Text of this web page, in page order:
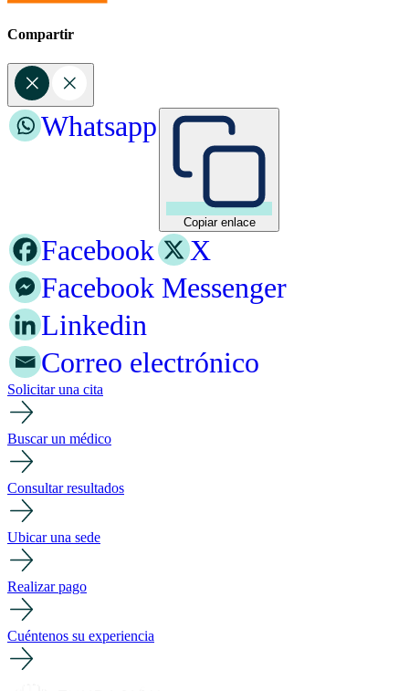
Compartir
Copiar enlace
Whatsapp
Facebook
X
Facebook Messenger
Linkedin
Correo electrónico
Solicitar una cita
Buscar un médico
Consultar resultados
Ubicar una sede
Realizar pago
Cuéntenos su experiencia